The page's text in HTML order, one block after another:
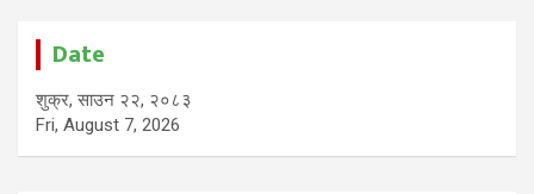
Date
शुक्र, साउन २२, २०८३
Fri, August 7, 2026